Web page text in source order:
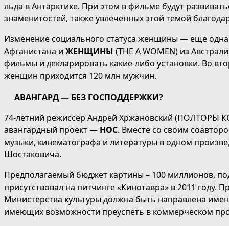
льда в Антарктике. При этом в фильме будут
знаменитостей, также увлеченных этой темой
Изменение социального статуса женщины — еще
Афганистана и ЖЕНЩИНЫ (THE A WOMEN) из
фильмы и декларировать какие-либо установки. Во
женщин приходится 120 млн мужчин.
АВАНГАРД — БЕЗ ГОСПОДДЕРЖКИ?
74-летний режиссер Андрей Хржановский
авангардный проект — НОС. Вместе со своим
музыки, кинематографа и литературы в одном
Шостаковича.
Предполагаемый бюджет картины – 100 миллионов,
присутствовал на питчинге «Кинотавра» в 2011
Министерства культуры должна быть направлена
имеющих возможности преуспеть в коммерческом